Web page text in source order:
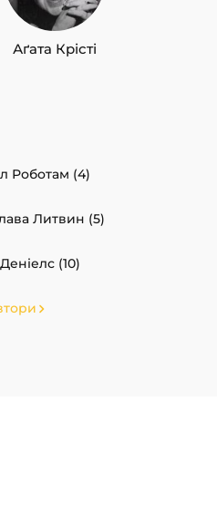
Аґата Крісті
Роботам (4)
Литвин (5)
(10)